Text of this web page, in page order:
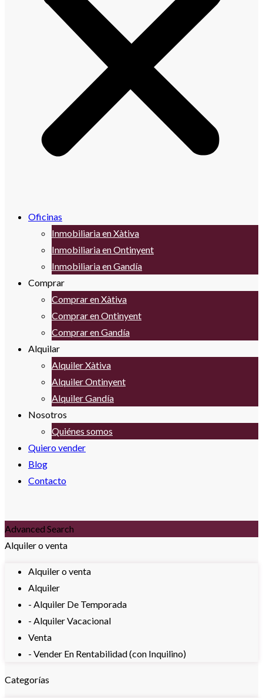
Oficinas
Inmobiliaria en Xàtiva
Inmobiliaria en Ontinyent
Inmobiliaria en Gandía
Comprar
Comprar en Xàtiva
Comprar en Ontinyent
Comprar en Gandía
Alquilar
Alquiler Xàtiva
Alquiler Ontinyent
Alquiler Gandía
Nosotros
Quiénes somos
Quiero vender
Blog
Contacto
Advanced Search
Alquiler o venta
Alquiler o venta
Alquiler
- Alquiler De Temporada
- Alquiler Vacacional
Venta
- Vender En Rentabilidad (con Inquilino)
Categorías